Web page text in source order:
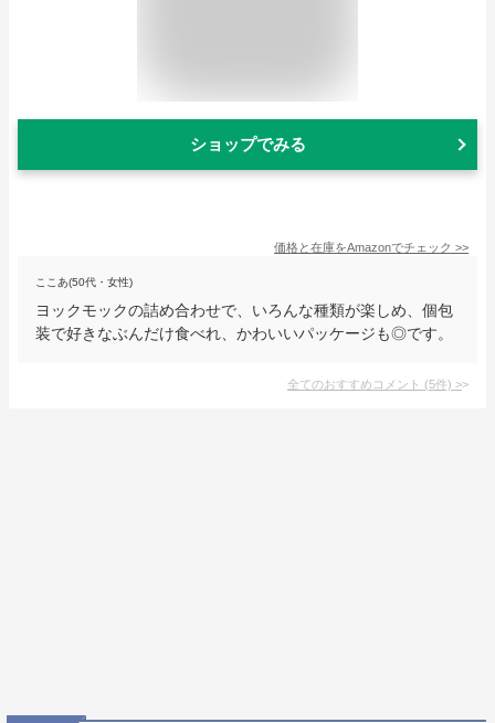
ショップでみる
価格と在庫をAmazonでチェック >>
ここあ(50代・女性)
ヨックモックの詰め合わせで、いろんな種類が楽しめ、個包
装で好きなぶんだけ食べれ、かわいいパッケージも◎です。
全てのおすすめコメント (5件) >